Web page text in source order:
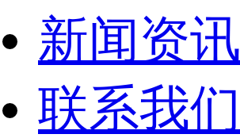
新闻资讯
联系我们